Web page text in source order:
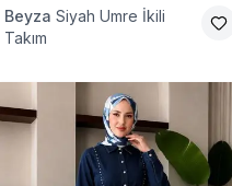
Beyza Siyah Umre İkili
Takım